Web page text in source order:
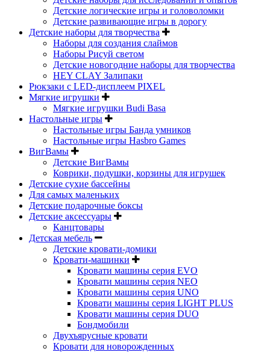
Детские логические игры и головоломки
Детские развивающие игры в дорогу
Детские наборы для творчества
Наборы для создания слаймов
Наборы Рисуй светом
Детские новогодние наборы для творчества
HEY CLAY Залипаки
Рюкзаки с LED-дисплеем PIXEL
Мягкие игрушки
Мягкие игрушки Budi Basa
Настольные игры
Настольные игры Банда умников
Настольные игры Hasbro Games
ВигВамы
Детские ВигВамы
Коврики, подушки, корзины для игрушек
Детские сухие бассейны
Для самых маленьких
Детские подарочные боксы
Детские аксессуары
Канцтовары
Детская мебель
Детские кровати-домики
Кровати-машинки
Кровати машины серия EVO
Кровати машины серия NEO
Кровати машины серия UNO
Кровати машины серия LIGHT PLUS
Кровати машины серия DUO
Бондмобили
Двухъярусные кровати
Кровати для новорожденных